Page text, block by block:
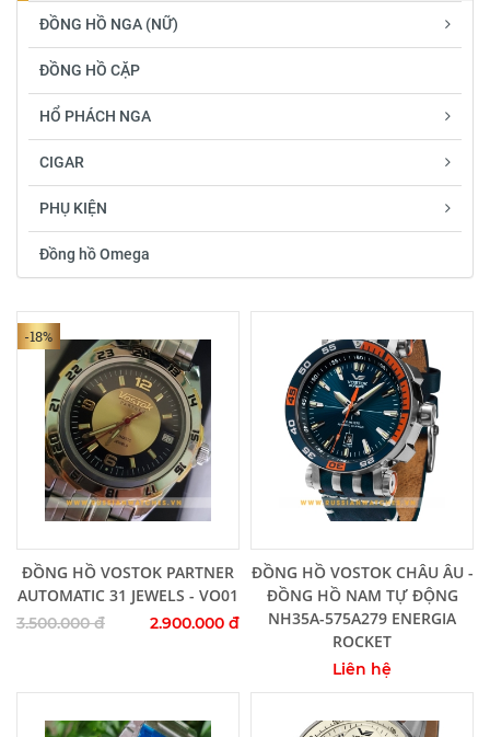
ĐỒNG HỒ NGA (NỮ)
ĐỒNG HỒ CẶP
HỔ PHÁCH NGA
CIGAR
PHỤ KIỆN
Đồng hồ Omega
-18%
Thêm vào giỏ hàng
ĐỒNG HỒ VOSTOK PARTNER
AUTOMATIC 31 JEWELS - VO01
3.500.000 đ 2.900.000 đ
Thêm vào giỏ hàng
ĐỒNG HỒ VOSTOK CHÂU ÂU -
ĐỒNG HỒ NAM TỰ ĐỘNG
NH35A-575A279 ENERGIA
ROCKET
Liên hệ